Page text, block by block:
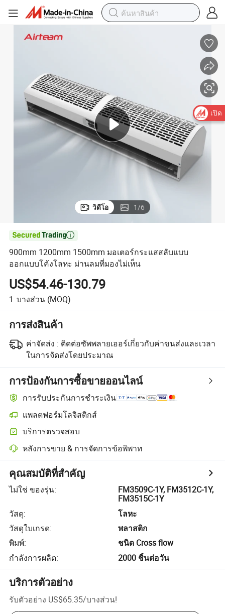
วิดีโอ 1/6

900mm 1200mm 1500mm มอเตอร์กระแสสลับแบบ
ออกแบบโค้งโลหะ ม่านลมที่มองไม่เห็น
US$54.46-130.79
1 บางส่วน (MOQ)
การส่งสินค้า
ค่าจัดส่ง : ติดต่อซัพพลายเออร์เกี่ยวกับค่าขนส่งและเวลา
ในการจัดส่งโดยประมาณ
การป้องกันการซื้อขายออนไลน์
การรับประกันการชำระเงิน
แพลตฟอร์มโลจิสติกส์
บริการตรวจสอบ
หลังการขาย & การจัดการข้อพิพาท
คุณสมบัติที่สำคัญ
ไม่ใช่ ของรุ่น:
FM3509C-1Y, FM3512C-1Y,
FM3515C-1Y
วัสดุ:
โลหะ
วัสดุใบเกรด:
พลาสติก
พิมพ์:
ชนิด Cross flow
กำลังการผลิต: 2000 ชิ้นต่อวัน
บริการตัวอย่าง
รับตัวอย่าง US$65.35/บางส่วน!
เปิด